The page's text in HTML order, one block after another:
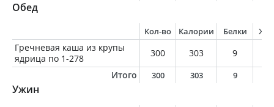
Обед
Кол-во Калории Белки
Гречневая каша из крупы
ядрица по 1-278
300 303 9
Итого
300 303 9
Ужин